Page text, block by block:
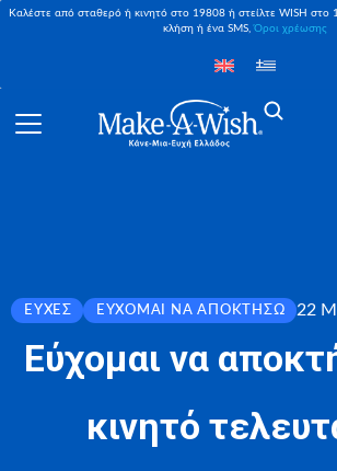
Καλέστε από σταθερό ή κινητό στο 19808 ή στείλτε WISH στο
κλήση ή ένα SMS,Όροι χρέωσης
ΕΥΧΈΣ ΕΎΧΟΜΑΙ ΝΑ ΑΠΟΚΤΉΣΩ 22
Εύχομαι να
κινητό